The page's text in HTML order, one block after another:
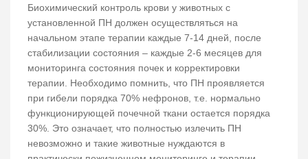
Биохимический контроль крови у животных с
установленной ПН должен осуществляться на
начальном этапе терапии каждые 7-14 дней, после
стабилизации состояния – каждые 2-6 месяцев для
мониторинга состояния почек и корректировки
терапии. Необходимо помнить, что ПН проявляется
при гибели порядка 70% нефронов, т.е. нормально
функционирующей почечной ткани остается порядка
30%. Это означает, что полностью излечить ПН
невозможно и такие животные нуждаются в